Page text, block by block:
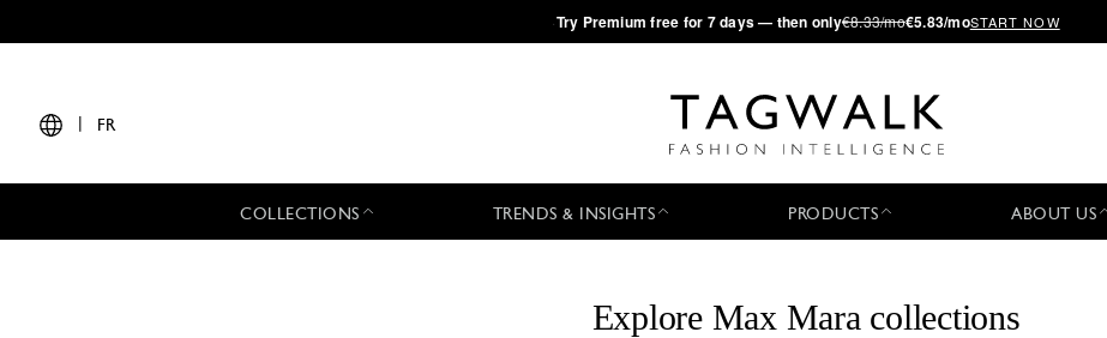
·Try Premium free for 7 days — then only€8.33/mo€5.83/moSTART NOW
FR
COLLECTIONS TRENDS & INSIGHTS PRODUCTS ABOUT US
Explore Max Mara collections